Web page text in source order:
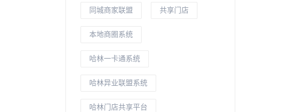
同城商家联盟 共享门店
本地商圈系统
哈林一卡通系统
哈林异业联盟系统
哈林门店共享平台